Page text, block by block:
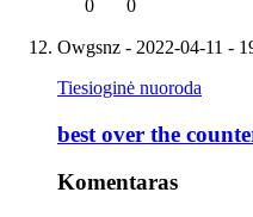
0 0
Owgsnz - 2022-04-11 -
Tiesioginė nuoroda
best over the
Komentaras